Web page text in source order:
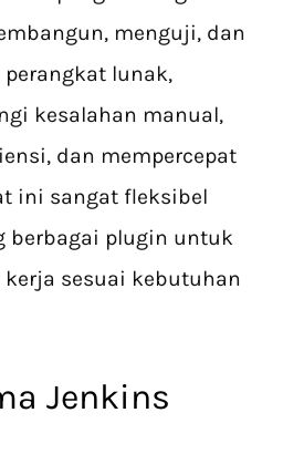
menguji, dan
lunak,
kesalahan manual,
dan mempercepat
ini sangat fleksibel
berbagai plugin untuk
sesuai kebutuhan
Jenkins